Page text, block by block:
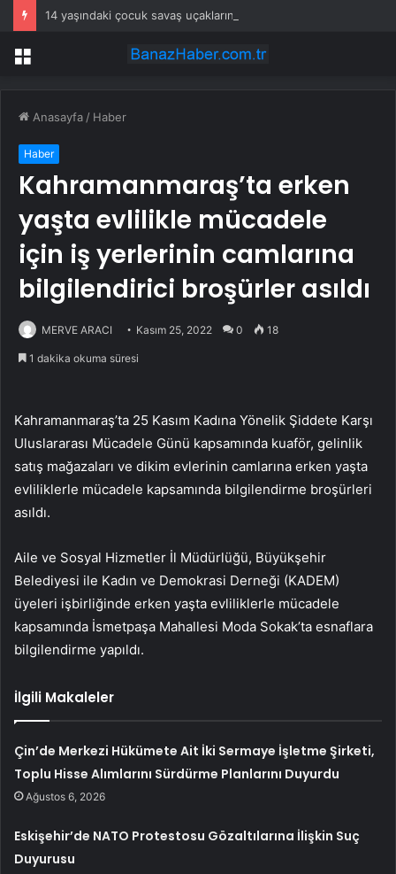
14 yaşındaki çocuk savaş uçaklarını alarma geçirdi
Menü
Anasayfa / Haber
Haber
Kahramanmaraş’ta erken
yaşta evlilikle mücadele
için iş yerlerinin camlarına
bilgilendirici broşürler asıldı
MERVE ARACI Kasım 25, 2022 0 18
1 dakika okuma süresi
Kahramanmaraş’ta 25 Kasım Kadına Yönelik Şiddete Karşı
Uluslararası Mücadele Günü kapsamında kuaför, gelinlik
satış mağazaları ve dikim evlerinin camlarına erken yaşta
evliliklerle mücadele kapsamında bilgilendirme broşürleri
asıldı.
Aile ve Sosyal Hizmetler İl Müdürlüğü, Büyükşehir
Belediyesi ile Kadın ve Demokrasi Derneği (KADEM)
üyeleri işbirliğinde erken yaşta evliliklerle mücadele
kapsamında İsmetpaşa Mahallesi Moda Sokak’ta esnaflara
bilgilendirme yapıldı.
İlgili Makaleler
Çin’de Merkezi Hükümete Ait İki Sermaye İşletme Şirketi,
Toplu Hisse Alımlarını Sürdürme Planlarını Duyurdu
Ağustos 6, 2026
Eskişehir’de NATO Protestosu Gözaltılarına İlişkin Suç
Duyurusu